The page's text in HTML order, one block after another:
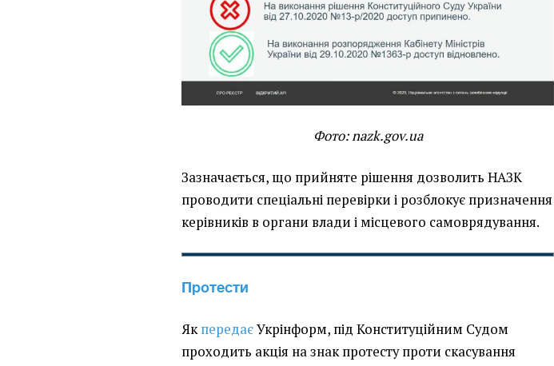
Фото: nazk.gov.ua
Зазначається, що прийняте рішення дозволить НАЗК
проводити спеціальні перевірки і розблокує призначення
керівників в органи влади і місцевого самоврядування.
Протести
ЯкпередаєУкрінформ, під Конституційним Судом
проходить акція на знак протесту проти скасування